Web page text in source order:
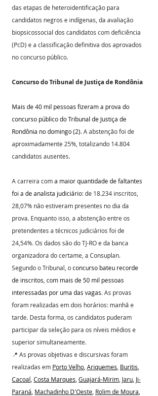
das etapas de heteroidentificação para
candidatos negros e indígenas, da avaliação
biopsicossocial dos candidatos com deficiência
(PcD) e a classificação definitiva dos aprovados
no concurso público.
Concurso do Tribunal de Justiça de Rondônia
Mais de 40 mil pessoas fizeram a prova do
concurso público do Tribunal de Justiça de
Rondônia no domingo (2). A abstenção foi de
aproximadamente 25%, totalizando 14.804
candidatos ausentes.
A carreira com a maior quantidade de faltantes
foi a de analista judiciário: de 18.234 inscritos,
28,07% não estiveram presentes no dia da
prova. Enquanto isso, a abstenção entre os
pretendentes a técnicos judiciários foi de
24,54%. Os dados são do TJ-RO e da banca
organizadora do certame, a Consuplan.
Segundo o Tribunal, o concurso bateu recorde
de inscritos, com mais de 50 mil pessoas
interessadas por uma das vagas. As provas
foram realizadas em dois horários: manhã e
tarde. Desta forma, os candidatos puderam
participar da seleção para os níveis médios e
superior simultaneamente.
📍 As provas objetivas e discursivas foram
realizadas em Porto Velho Ariquemes Buritis
Cacoal Costa Marques Guajará-Mirim Jaru Ji-
Paraná Machadinho D'Oeste Rolim de Moura